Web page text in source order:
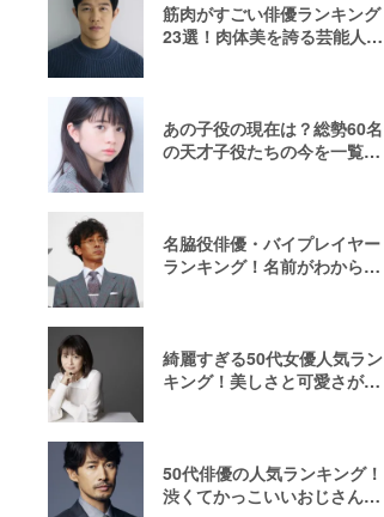
筋肉がすごい俳優ランキング
23選！肉体美を誇る芸能人を
あの子役の現在は？総勢60名
の天才子役たちの今を一覧で
名脇役俳優・バイプレイヤー
ランキング！名前がわからな
綺麗すぎる50代女優人気ラン
キング！美しさと可愛さが魅
50代俳優の人気ランキング！
渋くてかっこいいおじさん俳